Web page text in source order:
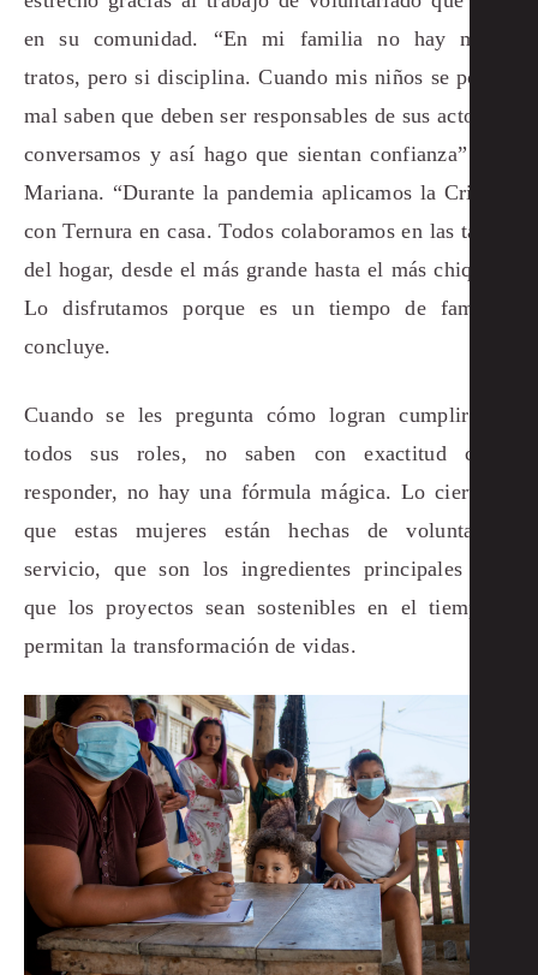
en su comunidad. “En mi familia no hay malos
tratos, pero si disciplina. Cuando mis niños se portan
mal saben que deben ser responsables de sus actos, lo
conversamos y así hago que sientan confianza” dice
Mariana. “Durante la pandemia aplicamos la Crianza
con Ternura en casa. Todos colaboramos en las tareas
del hogar, desde el más grande hasta el más chiquito.
Lo disfrutamos porque es un tiempo de familia”
concluye.
Cuando se les pregunta cómo logran cumplir con
todos sus roles, no saben con exactitud cómo
responder, no hay una fórmula mágica. Lo cierto es
que estas mujeres están hechas de voluntad y
servicio, que son los ingredientes principales para
que los proyectos sean sostenibles en el tiempo y
permitan la transformación de vidas.